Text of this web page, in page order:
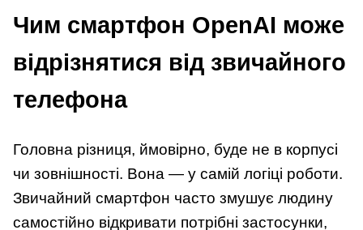
Чим смартфон OpenAI може
відрізнятися від звичайного
телефона
Головна різниця, ймовірно, буде не в корпусі
чи зовнішності. Вона — у самій логіці роботи.
Звичайний смартфон часто змушує людину
самостійно відкривати потрібні застосунки,